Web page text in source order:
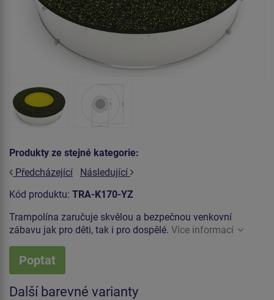
Produkty ze stejné kategorie:
Předcházející
Následující
Kód produktu: TRA-K170-YZ
Trampolína zaručuje skvělou a bezpečnou venkovní
zábavu jak pro děti, tak i pro dospělé. Více informací
Poptat
Další barevné varianty